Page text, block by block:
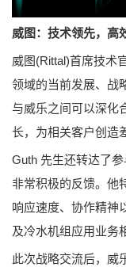
威图：技术领先，高
威图(Rittal)首席技术
领域的当前发展、战
与威乐之间可以深化
长，为相关客户创造
Guth 先生还转达了
非常积极的反馈。他
响应速度、协作精神
及冷水机组应用业务
此次战略交流后，威